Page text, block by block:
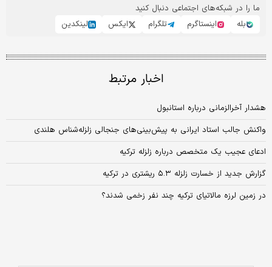
ما را در شبکه‌های اجتماعی دنبال کنید
بله
اینستاگرم تلگرام ایکس لینکدین
اخبار مرتبط
هشدار آخرالزمانی درباره استانبول
واکنش جالب استاد ایرانی به پیش‌بینی‌های جنجالی زلزله‌شناس هلندی
ادعای عجیب یک متخصص درباره زلزله ترکیه
گزارش جدید از خسارت زلزله ۵.۳ ریشتری در ترکیه
در زمین لرزه مالاتیای ترکیه چند نفر زخمی شدند؟